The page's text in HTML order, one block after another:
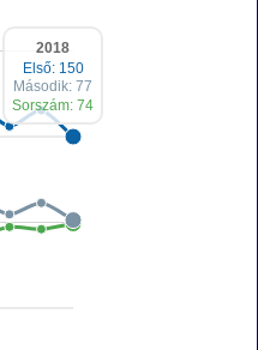
2018
Első: 150
Második: 77
Sorszám: 74